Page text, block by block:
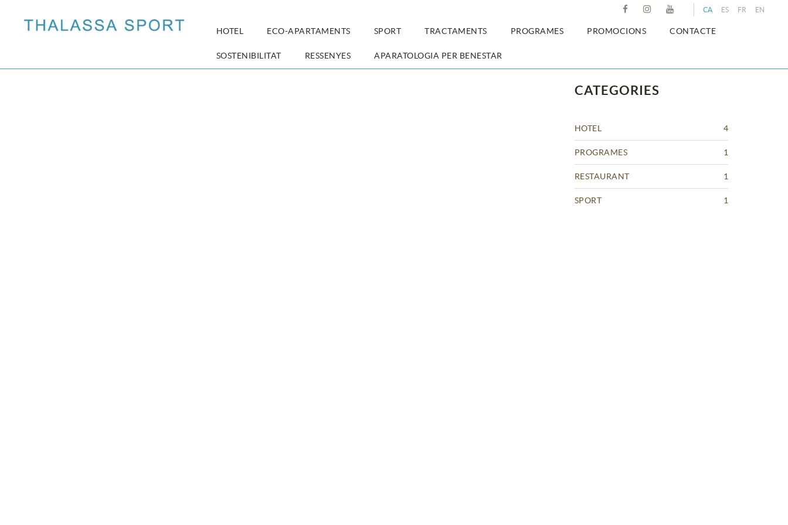
CA ES FR EN
HOTEL ECO-APARTAMENTS SPORT TRACTAMENTS PROGRAMES PROMOCIONS CONTACTE
SOSTENIBILITAT RESSENYES APARATOLOGIA PER BENESTAR
CATEGORIES
HOTEL 4
PROGRAMES 1
RESTAURANT 1
SPORT 1